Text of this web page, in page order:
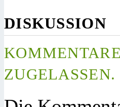
DISKUSSION
ZUGELASSEN.